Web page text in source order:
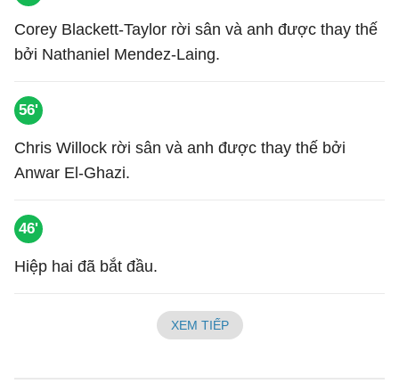
Corey Blackett-Taylor rời sân và anh được thay thế
bởi Nathaniel Mendez-Laing.
56'
Chris Willock rời sân và anh được thay thế bởi
Anwar El-Ghazi.
46'
Hiệp hai đã bắt đầu.
XEM TIẾP